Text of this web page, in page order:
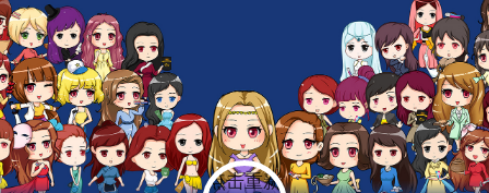
点击重新